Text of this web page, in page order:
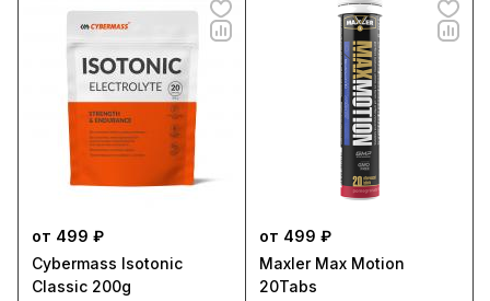
от 499 ₽
Cybermass Isotonic
Classic 200g
от 499 ₽
Maxler Max Motion
20Tabs